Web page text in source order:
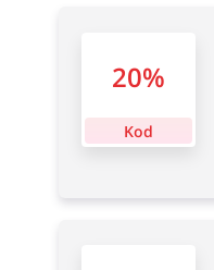
20%
Kod